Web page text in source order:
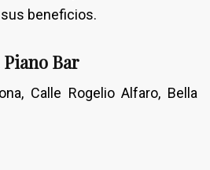
beneficios.
Piano Bar
Calle Rogelio Alfaro, Bella